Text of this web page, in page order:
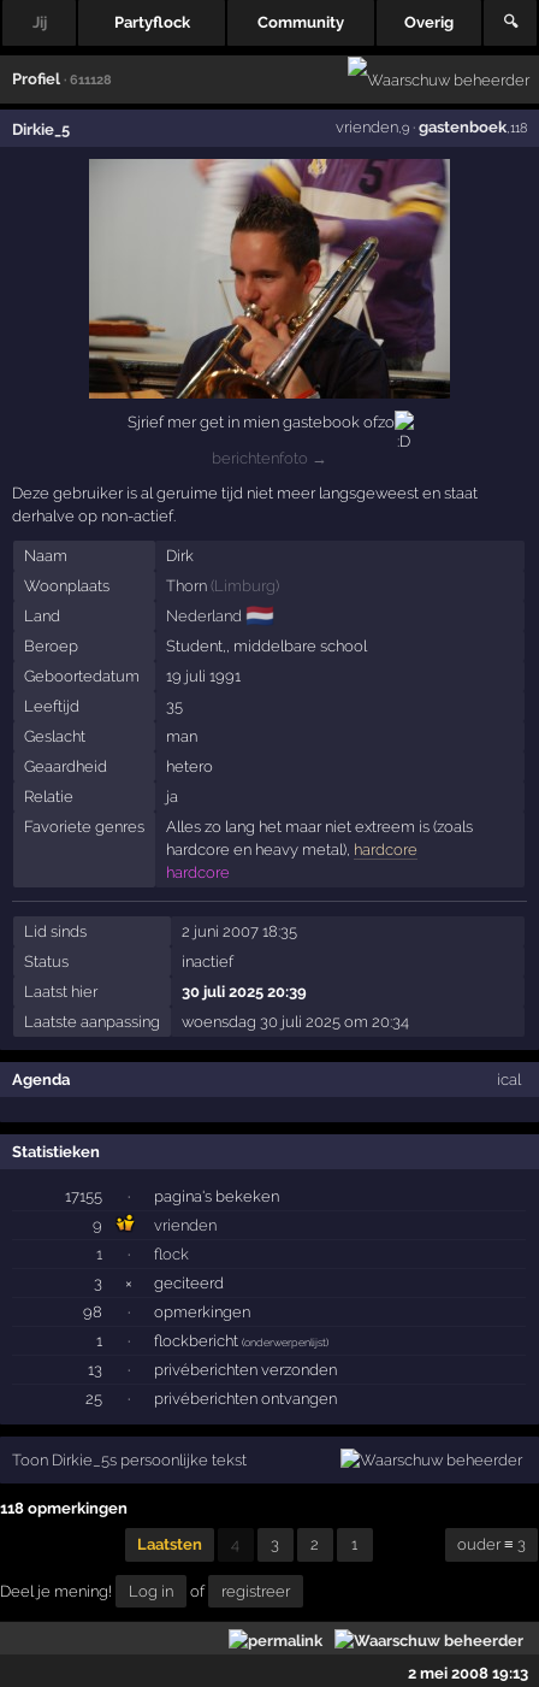
Jij Partyflock Community Overig 🔍
Profiel · 611128
Dirkie_5 vrienden,9· gastenboek,118
Sjrief mer get in mien gastebook ofzo
berichtenfoto →
Deze gebruiker is al geruime tijd niet meer langsgeweest en staat
derhalve op non-actief.
Naam
Dirk
Woonplaats
Thorn (Limburg)
Land
Nederland 🇳🇱
Beroep
Student,, middelbare school
Geboortedatum
19 juli 1991
Leeftijd
35
Geslacht
man
Geaardheid
hetero
Relatie
ja
Favoriete genres
Alles zo lang het maar niet extreem is (zoals
hardcore en heavy metal), hardcore
hardcore
Lid sinds
2 juni 2007 18:35
Status
inactief
Laatst hier
30 juli 2025 20:39
Laatste aanpassing
woensdag 30 juli 2025 om 20:34
Agenda ical
Statistieken
17155 ·
pagina's bekeken
9
vrienden
1
·
flock
3
×
geciteerd
98
·
opmerkingen
1
· flockbericht(onderwerpenlijst)
13 ·
privéberichten verzonden
25
· privéberichten ontvangen
Toon Dirkie_5s persoonlijke tekst
118 opmerkingen
Laatsten 4 3 2 1 ouder ≡ 3
Deel je mening! Log in of registreer
2 mei 2008 19:13